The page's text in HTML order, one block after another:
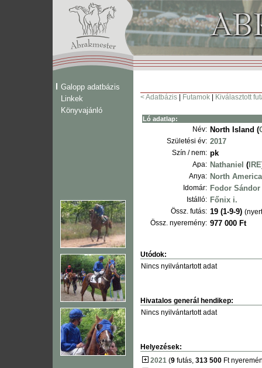
Galopp adatbázis
Linkek
Könyvajánló
< Adatbázis Futamok Kiválasztott
Ló adatlap:
Név: North Island (
Születési év: 2017
Szín / nem: pk
Apa: Nathaniel ( IRE
Anya: North America
Idomár: Fodor Sándor
Istálló: Főnix i.
Össz. futás: 19 (1-9-9)
Össz. nyeremény: 977 000 Ft
Utódok:
Nincs nyilvántartott adat
Hivatalos generál hendikep:
Nincs nyilvántartott adat
Helyezések:
2021 (9 futás, 313 500 Ft